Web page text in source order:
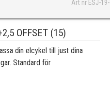
Art nr ESJ-
OFFSET (15)
din elcykel till just dina
Standard för